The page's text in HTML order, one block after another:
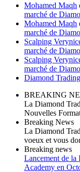
Mohamed Maqh
marché de
Mohamed Maqh
marché de
Scalping
marché de
Scalping
marché de
Diamond Trading
BREAKING
La Diamond
Nouvelles
Breaking News
La Diamond
voeux et vous
Breaking news
Lancement de
Academy en